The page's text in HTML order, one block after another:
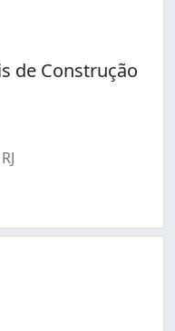
de Construção